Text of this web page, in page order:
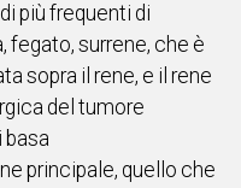
più frequenti di
fegato, surrene, che è
sopra il rene, e il rene
del tumore
basa
principale, quello che